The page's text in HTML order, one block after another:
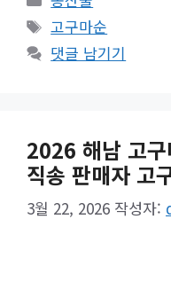
테
고
리
태
그
고구마순
댓글 남기기
2026 해남 고
직송 판매자 고
3월 22, 2026 작성자: